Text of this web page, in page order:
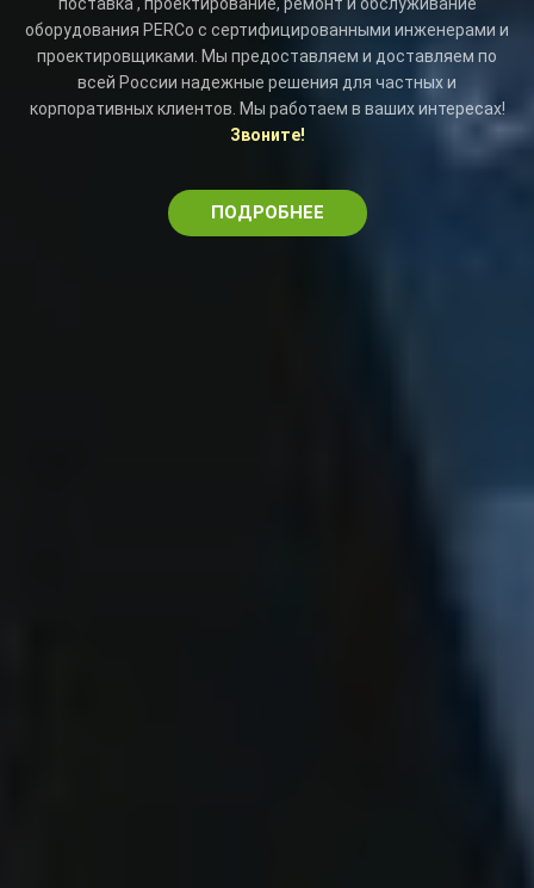
оборудования PERCo с сертифицированными инженерами и
проектировщиками. Мы предоставляем и доставляем по
всей России надежные решения для частных и
корпоративных клиентов. Мы работаем в ваших интересах!
Звоните!
ПОДРОБНЕЕ